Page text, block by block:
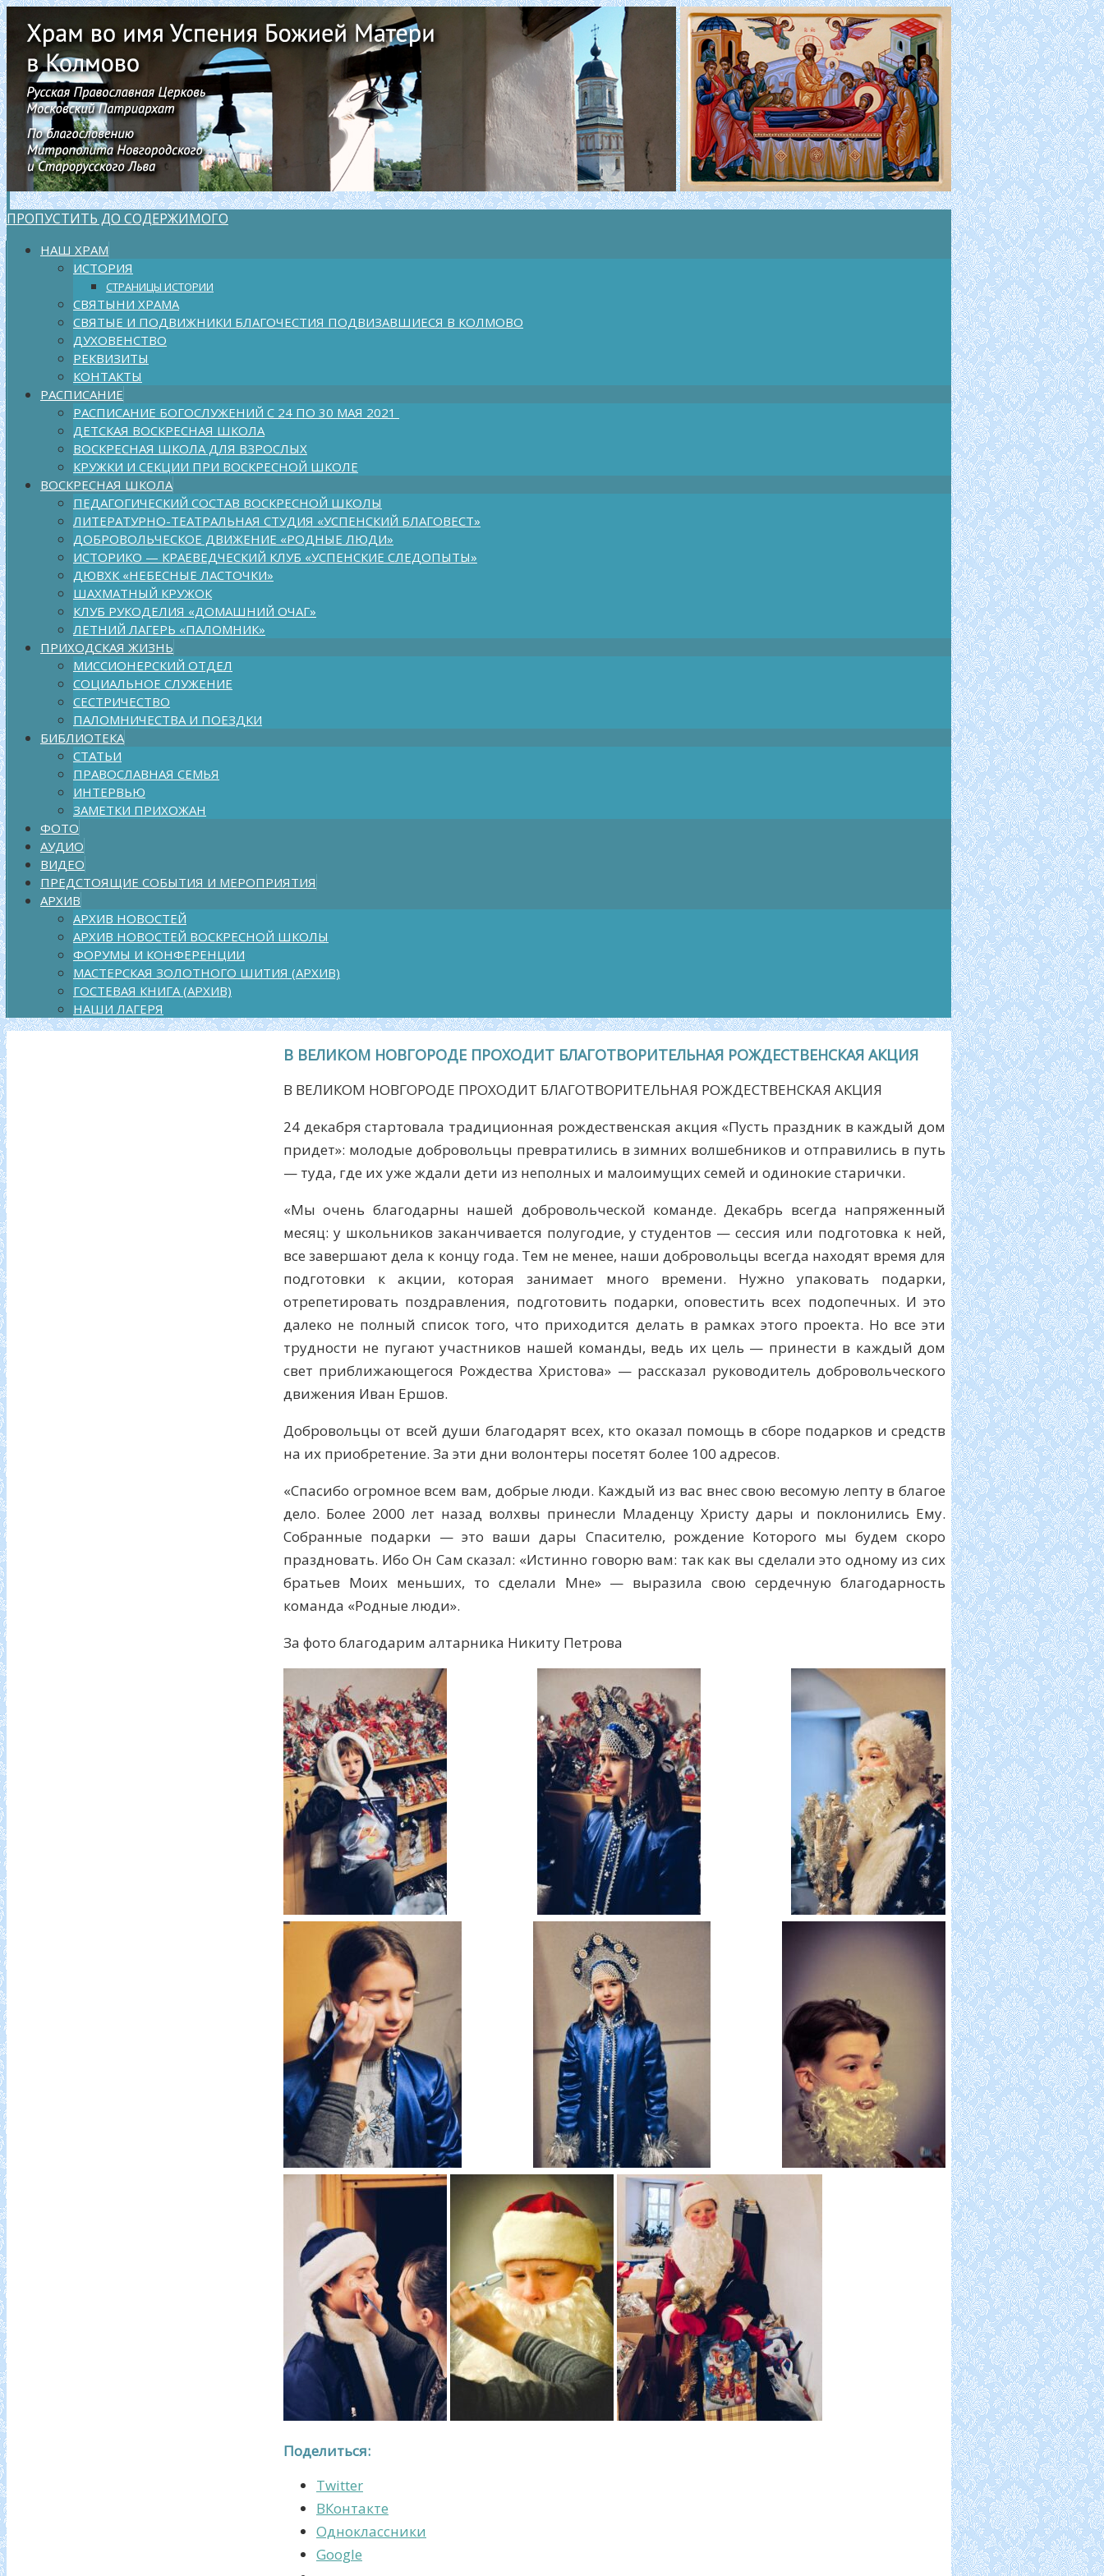
ПРОПУСТИТЬ ДО СОДЕРЖИМОГО
НАШ ХРАМ
ИСТОРИЯ
СТРАНИЦЫ ИСТОРИИ
СВЯТЫНИ ХРАМА
СВЯТЫЕ И ПОДВИЖНИКИ БЛАГОЧЕСТИЯ ПОДВИЗАВШИЕСЯ В КОЛМОВО
ДУХОВЕНСТВО
РЕКВИЗИТЫ
КОНТАКТЫ
РАСПИСАНИЕ
РАСПИСАНИЕ БОГОСЛУЖЕНИЙ С 24 ПО 30 МАЯ 2021
ДЕТСКАЯ ВОСКРЕСНАЯ ШКОЛА
ВОСКРЕСНАЯ ШКОЛА ДЛЯ ВЗРОСЛЫХ
КРУЖКИ И СЕКЦИИ ПРИ ВОСКРЕСНОЙ ШКОЛЕ
ВОСКРЕСНАЯ ШКОЛА
ПЕДАГОГИЧЕСКИЙ СОСТАВ ВОСКРЕСНОЙ ШКОЛЫ
ЛИТЕРАТУРНО-ТЕАТРАЛЬНАЯ СТУДИЯ «УСПЕНСКИЙ БЛАГОВЕСТ»
ДОБРОВОЛЬЧЕСКОЕ ДВИЖЕНИЕ «РОДНЫЕ ЛЮДИ»
ИСТОРИКО — КРАЕВЕДЧЕСКИЙ КЛУБ «УСПЕНСКИЕ СЛЕДОПЫТЫ»
ДЮВХК «НЕБЕСНЫЕ ЛАСТОЧКИ»
ШАХМАТНЫЙ КРУЖОК
КЛУБ РУКОДЕЛИЯ «ДОМАШНИЙ ОЧАГ»
ЛЕТНИЙ ЛАГЕРЬ «ПАЛОМНИК»
ПРИХОДСКАЯ ЖИЗНЬ
МИССИОНЕРСКИЙ ОТДЕЛ
СОЦИАЛЬНОЕ СЛУЖЕНИЕ
СЕСТРИЧЕСТВО
ПАЛОМНИЧЕСТВА И ПОЕЗДКИ
БИБЛИОТЕКА
СТАТЬИ
ПРАВОСЛАВНАЯ СЕМЬЯ
ИНТЕРВЬЮ
ЗАМЕТКИ ПРИХОЖАН
ФОТО
АУДИО
ВИДЕО
ПРЕДСТОЯЩИЕ СОБЫТИЯ И МЕРОПРИЯТИЯ
АРХИВ
АРХИВ НОВОСТЕЙ
АРХИВ НОВОСТЕЙ ВОСКРЕСНОЙ ШКОЛЫ
ФОРУМЫ И КОНФЕРЕНЦИИ
МАСТЕРСКАЯ ЗОЛОТНОГО ШИТИЯ (АРХИВ)
ГОСТЕВАЯ КНИГА (АРХИВ)
НАШИ ЛАГЕРЯ
В ВЕЛИКОМ НОВГОРОДЕ ПРОХОДИТ БЛАГОТВОРИТЕЛЬНАЯ РОЖДЕСТВЕНСКАЯ АКЦИЯ
В ВЕЛИКОМ НОВГОРОДЕ ПРОХОДИТ БЛАГОТВОРИТЕЛЬНАЯ РОЖДЕСТВЕНСКАЯ АКЦИЯ
24 декабря стартовала традиционная рождественская акция «Пусть праздник в каждый дом
придет»: молодые добровольцы превратились в зимних волшебников и отправились в путь
— туда, где их уже ждали дети из неполных и малоимущих семей и одинокие старички.
«Мы очень благодарны нашей добровольческой команде. Декабрь всегда напряженный
месяц: у школьников заканчивается полугодие, у студентов — сессия или подготовка к ней,
все завершают дела к концу года. Тем не менее, наши добровольцы всегда находят время для
подготовки к акции, которая занимает много времени. Нужно упаковать подарки,
отрепетировать поздравления, подготовить подарки, оповестить всех подопечных. И это
далеко не полный список того, что приходится делать в рамках этого проекта. Но все эти
трудности не пугают участников нашей команды, ведь их цель — принести в каждый дом
свет приближающегося Рождества Христова» — рассказал руководитель добровольческого
движения Иван Ершов.
Добровольцы от всей души благодарят всех, кто оказал помощь в сборе подарков и средств
на их приобретение. За эти дни волонтеры посетят более 100 адресов.
«Спасибо огромное всем вам, добрые люди. Каждый из вас внес свою весомую лепту в благое
дело. Более 2000 лет назад волхвы принесли Младенцу Христу дары и поклонились Ему.
Собранные подарки — это ваши дары Спасителю, рождение Которого мы будем скоро
праздновать. Ибо Он Сам сказал: «Истинно говорю вам: так как вы сделали это одному из сих
братьев Моих меньших, то сделали Мне» — выразила свою сердечную благодарность
команда «Родные люди».
За фото благодарим алтарника Никиту Петрова
Поделиться:
Twitter
ВКонтакте
Одноклассники
Google